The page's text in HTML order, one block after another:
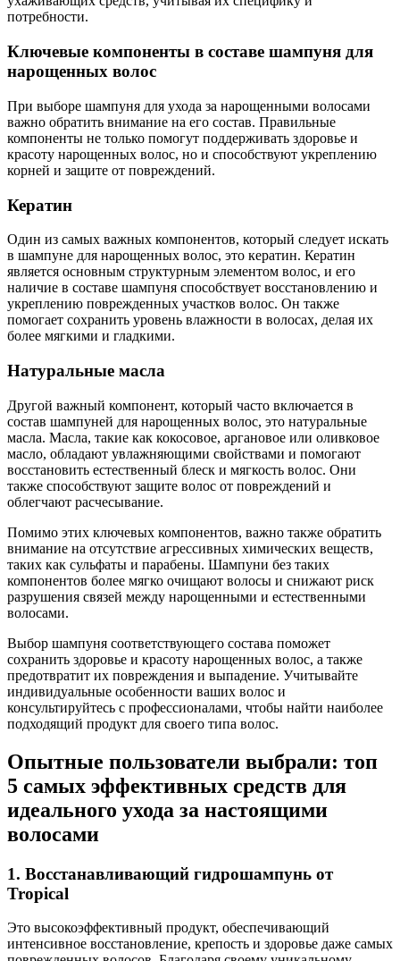
потребности.
Ключевые компоненты в составе шампуня для
нарощенных волос
При выборе шампуня для ухода за нарощенными волосами
важно обратить внимание на его состав. Правильные
компоненты не только помогут поддерживать здоровье и
красоту нарощенных волос, но и способствуют укреплению
корней и защите от повреждений.
Кератин
Один из самых важных компонентов, который следует искать
в шампуне для нарощенных волос, это кератин. Кератин
является основным структурным элементом волос, и его
наличие в составе шампуня способствует восстановлению и
укреплению поврежденных участков волос. Он также
помогает сохранить уровень влажности в волосах, делая их
более мягкими и гладкими.
Натуральные масла
Другой важный компонент, который часто включается в
состав шампуней для нарощенных волос, это натуральные
масла. Масла, такие как кокосовое, аргановое или оливковое
масло, обладают увлажняющими свойствами и помогают
восстановить естественный блеск и мягкость волос. Они
также способствуют защите волос от повреждений и
облегчают расчесывание.
Помимо этих ключевых компонентов, важно также обратить
внимание на отсутствие агрессивных химических веществ,
таких как сульфаты и парабены. Шампуни без таких
компонентов более мягко очищают волосы и снижают риск
разрушения связей между нарощенными и естественными
волосами.
Выбор шампуня соответствующего состава поможет
сохранить здоровье и красоту нарощенных волос, а также
предотвратит их повреждения и выпадение. Учитывайте
индивидуальные особенности ваших волос и
консультируйтесь с профессионалами, чтобы найти наиболее
подходящий продукт для своего типа волос.
Опытные пользователи выбрали: топ
5 самых эффективных средств для
идеального ухода за настоящими
волосами
1. Восстанавливающий гидрошампунь от
Tropical
Это высокоэффективный продукт, обеспечивающий
интенсивное восстановление, крепость и здоровье даже самых